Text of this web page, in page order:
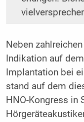
Neben
Indikation auf
Implantation bei
stand auf dem
HNO-Kongress in